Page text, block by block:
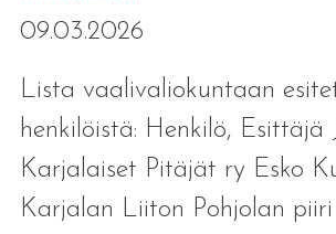
09.03.2026
Lista vaalivaliokuntaan
henkilöistä: Henkilö, Esittäjä
Karjalaiset Pitäjät ry Esko
Karjalan Liiton Pohjolan